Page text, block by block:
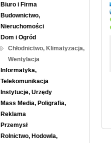
Biuro i Firma
Budownictwo,
Nieruchomości
Dom i Ogród
Chłodnictwo, Klimatyzacja,
Wentylacja
Informatyka,
Telekomunikacja
Instytucje, Urzędy
Mass Media, Poligrafia,
Reklama
Przemysł
Rolnictwo, Hodowla,